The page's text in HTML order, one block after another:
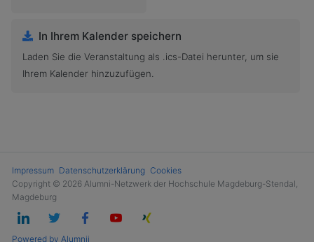
In Ihrem Kalender speichern
Laden Sie die Veranstaltung als .ics-Datei herunter, um sie
Ihrem Kalender hinzuzufügen.
Impressum Datenschutzerklärung Cookies
Copyright © 2026 Alumni-Netzwerk der Hochschule Magdeburg-Stendal,
Magdeburg
Powered by Alumnii